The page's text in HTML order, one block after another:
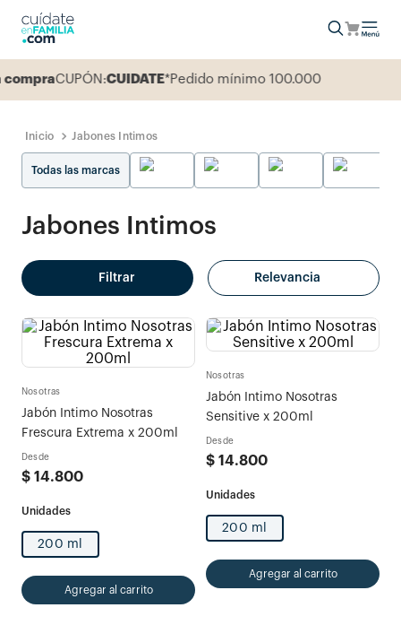
CUPÓN:CUIDATE*Pedido mínimo 100.000
Jabones Intimos
Todas las marcas
Jabones Intimos
Filtrar Relevancia
Nosotras
Jabón Intimo Nosotras
Frescura Extrema x 200ml
Desde
$ 14.800
200 ml
Agregar al carrito
Nosotras
Jabón Intimo Nosotras
Sensitive x 200ml
Desde
$ 14.800
200 ml
Agregar al carrito